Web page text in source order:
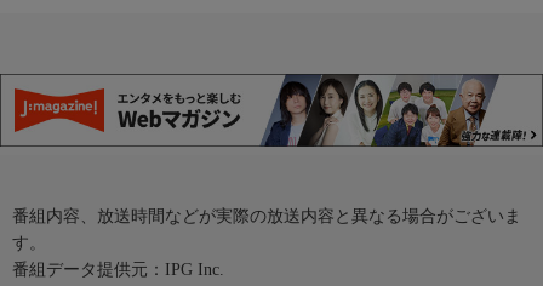
番組内容、放送時間などが実際の放送内容と異なる場合がございま
す。
番組データ提供元：IPG Inc.